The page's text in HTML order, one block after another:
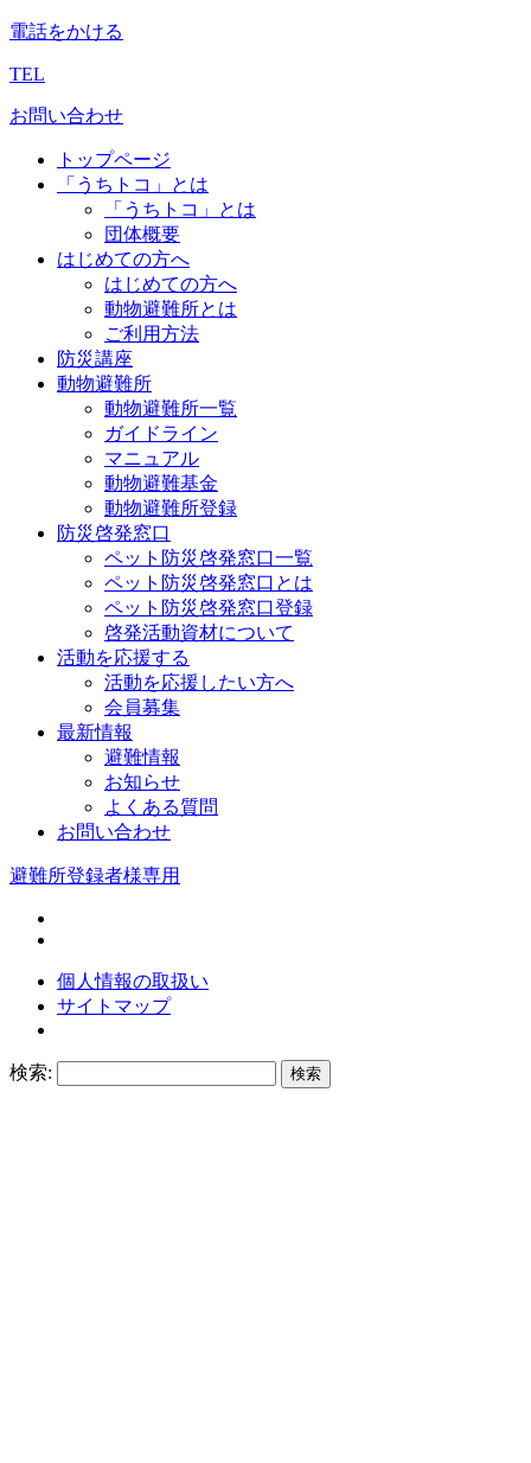
電話をかける
TEL
お問い合わせ
トップページ
「うちトコ」とは
「うちトコ」とは
団体概要
はじめての方へ
はじめての方へ
動物避難所とは
ご利用方法
防災講座
動物避難所
動物避難所一覧
ガイドライン
マニュアル
動物避難基金
動物避難所登録
防災啓発窓口
ペット防災啓発窓口一覧
ペット防災啓発窓口とは
ペット防災啓発窓口登録
啓発活動資材について
活動を応援する
活動を応援したい方へ
会員募集
最新情報
避難情報
お知らせ
よくある質問
お問い合わせ
避難所登録者様専用
個人情報の取扱い
サイトマップ
検索: